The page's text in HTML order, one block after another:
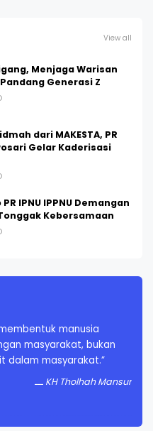
View all
Menjaga Warisan
Generasi Z
dari MAKESTA, PR
Gelar Kaderisasi
IPNU IPPNU Demangan
Kebersamaan
manusia
masyarakat, bukan
dalam masyarakat.”
KH Tholhah Mansur